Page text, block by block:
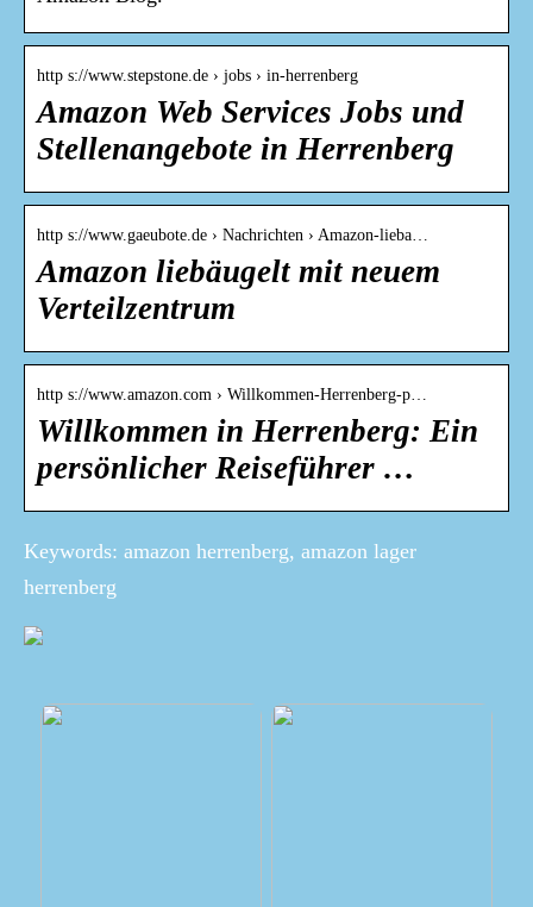
http s://www.stepstone.de › jobs › in-herrenberg
Amazon Web Services Jobs und
Stellenangebote in Herrenberg
http s://www.gaeubote.de › Nachrichten › Amazon-lieba…
Amazon liebäugelt mit neuem
Verteilzentrum
http s://www.amazon.com › Willkommen-Herrenberg-p…
Willkommen in Herrenberg: Ein
persönlicher Reiseführer …
Keywords: amazon herrenberg, amazon lager
herrenberg